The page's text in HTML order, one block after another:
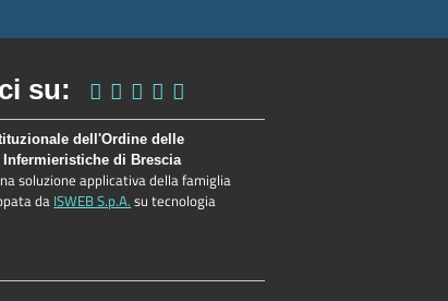
su:
dell'Ordine delle
Infermieristiche di Brescia
soluzione applicativa della famiglia
da ISWEB S.p.A. su tecnologia